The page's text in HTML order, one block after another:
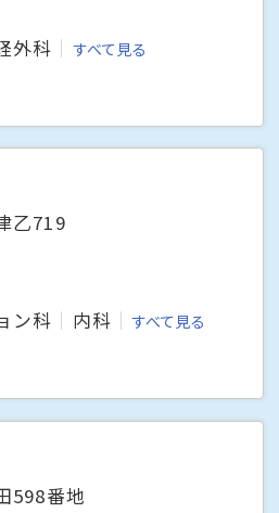
外科 すべて見る
乙719
ン科
内科 すべて見る
598番地